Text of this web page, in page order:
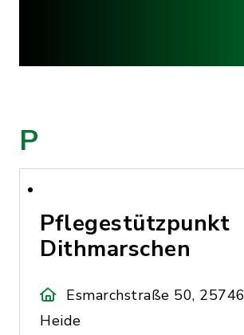
P
Pflegestützpunkt
Dithmarschen
Esmarchstraße 50, 25746
Heide